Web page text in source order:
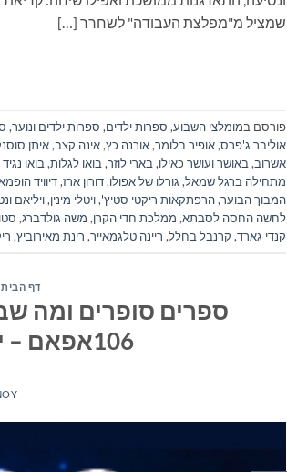
שמציל מ"מפלצת העבודה" לשחרר […]
פורסם במומלצי השבוע, ספרות ילדים, ספרות ילדים ונוער,
אוליבר ג'פרס,אופיר בלומר,אורנה כץ,אינה קצב,איתן
אשרוב, באושר ועושר כאילו, בארי לוזר, בואו לגלות, בואו
מתחילה ברגל שמאל, גורלו של אפולו,דורון ארז,דיוויד
המבוך הבוער,הרפתקאות ריקטי סטיץ',ויטלי מינין,ויליאם
לחשה החסה לסבתא, ממלכת חדי הקרן, משה גולדברג,
קנדי גארד, קרנבל בחלל, ריינה טלגמאייר, רינת מאירוביץ,
דף
ספרים סופרים ומה
106אפאם – יום רביעי ה- 16במאי 2018